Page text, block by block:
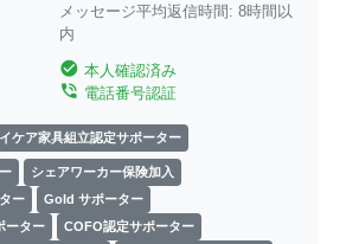
メッセージ平均返信時間: 8時間以
内
check_circle 本人確認済み
phone_in_talk 電話番号認証
イケア家具組立認定サポーター
シェアワーカー保険加入
ー
Gold サポーター
ーター
COFO認定サポーター